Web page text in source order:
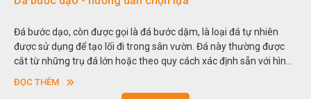
Đá bước dạo, còn được gọi là đá bước dặm, là loại đá tự nhiên
được sử dụng để tạo lối đi trong sân vườn. Đá này thường được
cắt từ những trụ đá lớn hoặc theo quy cách xác định sẵn với hình
vuông hoặc hình chữ nhật và có độ dày khác nhau.
ĐỌC THÊM